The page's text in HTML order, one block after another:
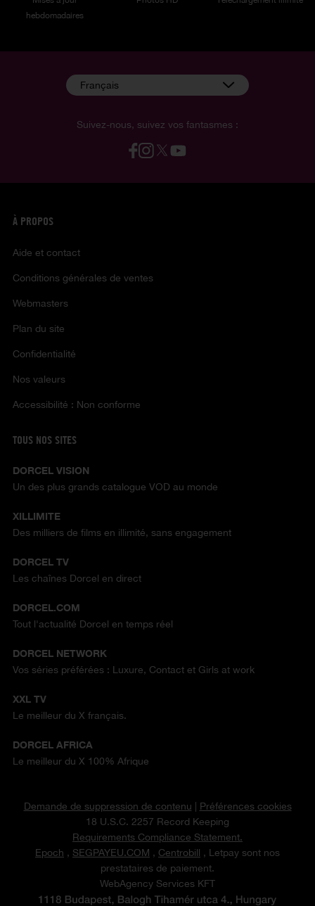
hebdomadaires
Suivez-nous, suivez vos fantasmes :
Français
À PROPOS
Aide et contact
Conditions générales de ventes
Webmasters
Plan du site
Confidentialité
Nos valeurs
Accessibilité : Non conforme
TOUS NOS SITES
DORCEL VISION
Un des plus grands catalogue VOD au monde
XILLIMITE
Des milliers de films en illimité, sans engagement
DORCEL TV
Les chaînes Dorcel en direct
DORCEL.COM
Tout l'actualité Dorcel en temps réel
DORCEL NETWORK
Vos séries préférées : Luxure, Contact et Girls at work
XXL TV
Le meilleur du X français.
DORCEL AFRICA
Le meilleur du X 100% Afrique
Demande de suppression de contenu | Préférences cookies
18 U.S.C. 2257 Record Keeping
Requirements Compliance Statement.
Epoch , SEGPAYEU.COM , Centrobill , Letpay sont nos
prestataires de paiement.
WebAgency Services KFT